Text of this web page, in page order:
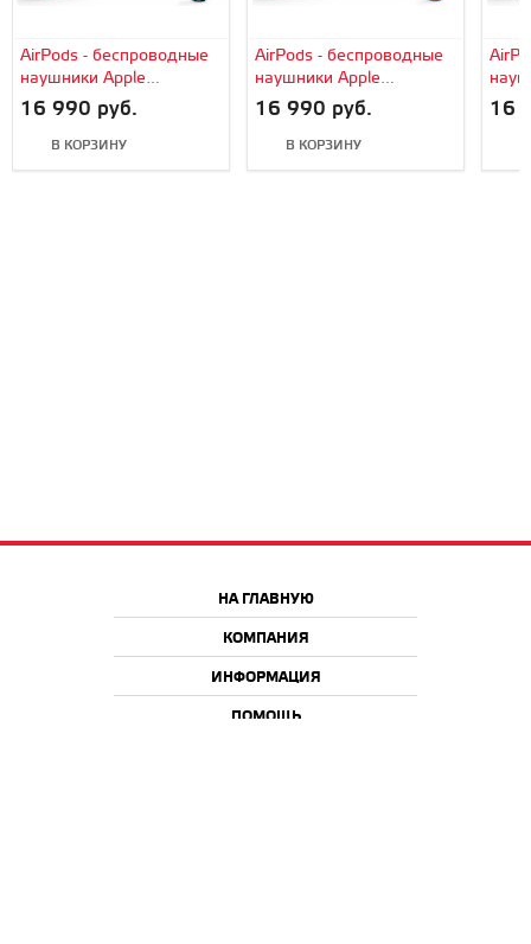
AirPods - беспроводные
наушники Apple
(Бирюзовый, глянец)
16 990 руб.
В КОРЗИНУ
AirPods - беспроводные
наушники Apple
(Красный, матовый)
16 990 руб.
В КОРЗИНУ
16
НА ГЛАВНУЮ
КОМПАНИЯ
ИНФОРМАЦИЯ
ПОМОЩЬ